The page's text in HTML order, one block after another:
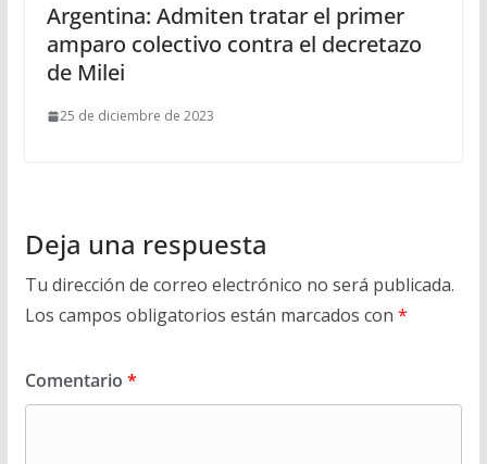
Argentina: Admiten tratar el primer
amparo colectivo contra el decretazo
de Milei
25 de diciembre de 2023
Deja una respuesta
Tu dirección de correo electrónico no será publicada.
Los campos obligatorios están marcados con *
Comentario *